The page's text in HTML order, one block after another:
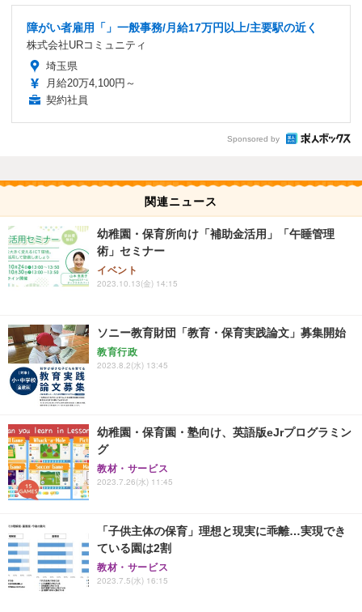
障がい者雇用「」一般事務/月給17万円以上/主要駅の近く
株式会社URコミュニティ
埼玉県
月給20万4,100円～
契約社員
Sponsored by
関連ニュース
幼稚園・保育所向け「補助金活用」「午睡管理
術」セミナー
イベント
2023.10.13(金) 14:15
ソニー教育財団「教育・保育実践論文」募集開始
教育行政
2023.8.2(水) 13:45
幼稚園・保育園・塾向け、英語版eJrプログラミン
グ
教材・サービス
2023.7.26(水) 11:45
「子供主体の保育」理想と現実に乖離…実現でき
ている園は2割
教材・サービス
2023.7.5(水) 16:15